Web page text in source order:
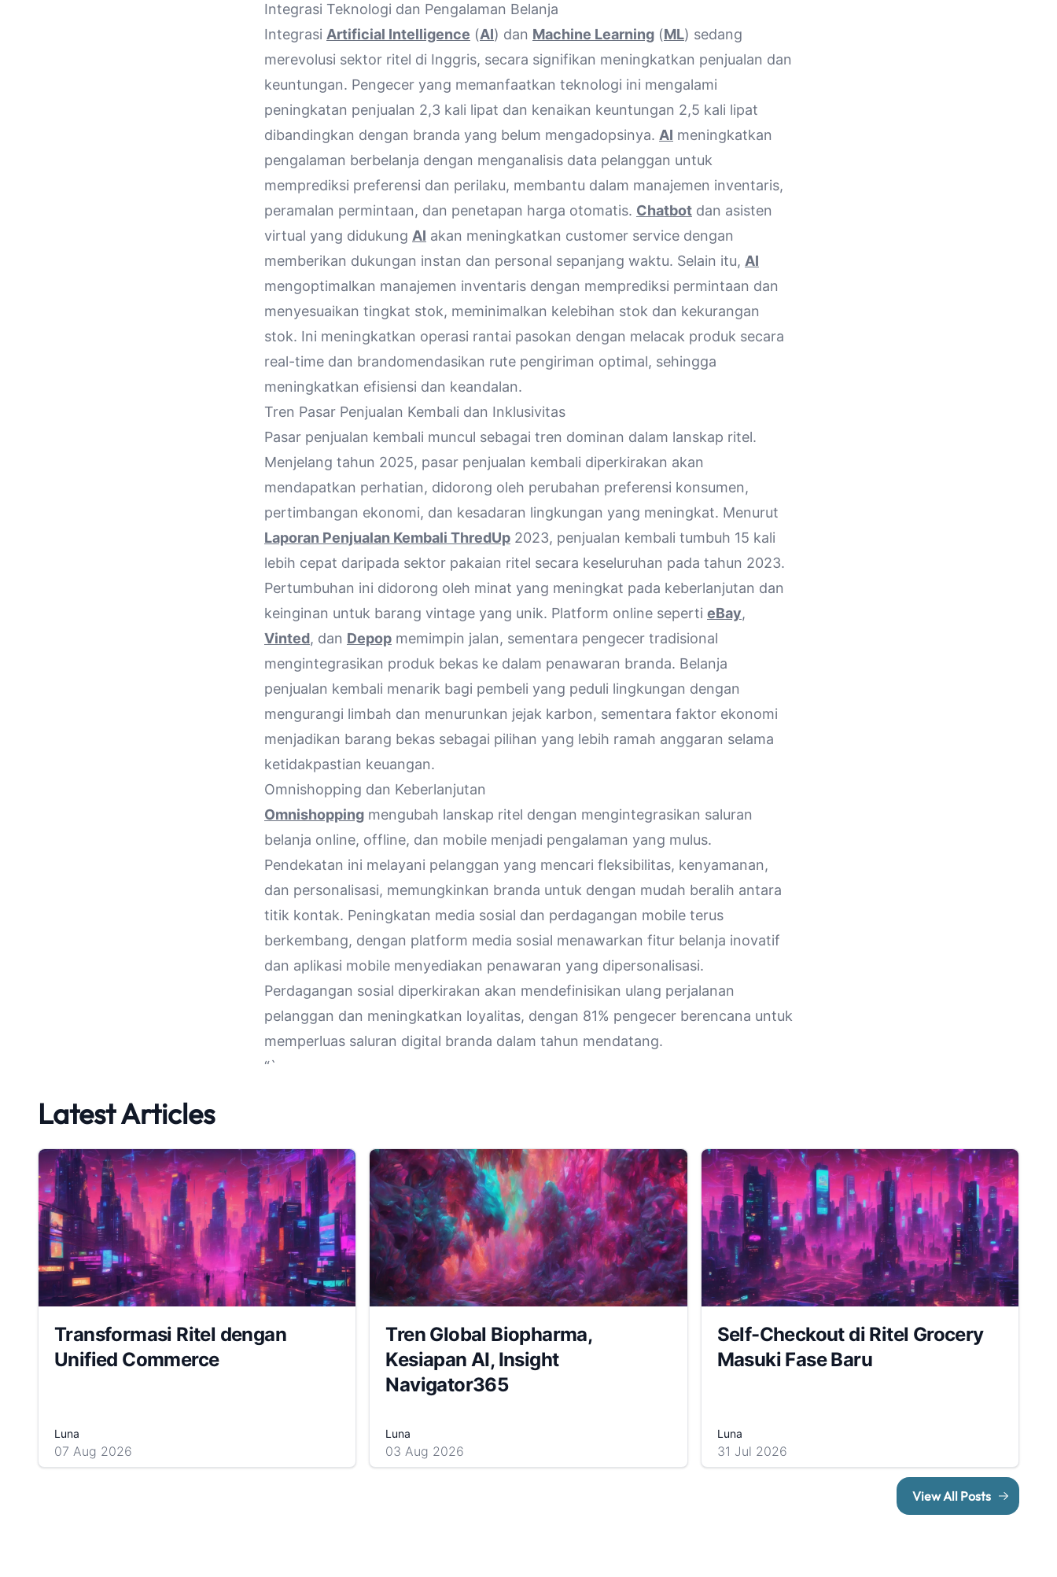
Integrasi Teknologi dan Pengalaman Belanja
Integrasi Artificial Intelligence (AI) dan Machine Learning (ML) sedang
merevolusi sektor ritel di Inggris, secara signifikan meningkatkan penjualan dan
keuntungan. Pengecer yang memanfaatkan teknologi ini mengalami
peningkatan penjualan 2,3 kali lipat dan kenaikan keuntungan 2,5 kali lipat
dibandingkan dengan branda yang belum mengadopsinya. AI meningkatkan
pengalaman berbelanja dengan menganalisis data pelanggan untuk
memprediksi preferensi dan perilaku, membantu dalam manajemen inventaris,
peramalan permintaan, dan penetapan harga otomatis. Chatbot dan asisten
virtual yang didukung AI akan meningkatkan customer service dengan
memberikan dukungan instan dan personal sepanjang waktu. Selain itu, AI
mengoptimalkan manajemen inventaris dengan memprediksi permintaan dan
menyesuaikan tingkat stok, meminimalkan kelebihan stok dan kekurangan
stok. Ini meningkatkan operasi rantai pasokan dengan melacak produk secara
real-time dan brandomendasikan rute pengiriman optimal, sehingga
meningkatkan efisiensi dan keandalan.
Tren Pasar Penjualan Kembali dan Inklusivitas
Pasar penjualan kembali muncul sebagai tren dominan dalam lanskap ritel.
Menjelang tahun 2025, pasar penjualan kembali diperkirakan akan
mendapatkan perhatian, didorong oleh perubahan preferensi konsumen,
pertimbangan ekonomi, dan kesadaran lingkungan yang meningkat. Menurut
Laporan Penjualan Kembali ThredUp 2023, penjualan kembali tumbuh 15 kali
lebih cepat daripada sektor pakaian ritel secara keseluruhan pada tahun 2023.
Pertumbuhan ini didorong oleh minat yang meningkat pada keberlanjutan dan
keinginan untuk barang vintage yang unik. Platform online seperti eBay,
Vinted, dan Depop memimpin jalan, sementara pengecer tradisional
mengintegrasikan produk bekas ke dalam penawaran branda. Belanja
penjualan kembali menarik bagi pembeli yang peduli lingkungan dengan
mengurangi limbah dan menurunkan jejak karbon, sementara faktor ekonomi
menjadikan barang bekas sebagai pilihan yang lebih ramah anggaran selama
ketidakpastian keuangan.
Omnishopping dan Keberlanjutan
Omnishopping mengubah lanskap ritel dengan mengintegrasikan saluran
belanja online, offline, dan mobile menjadi pengalaman yang mulus.
Pendekatan ini melayani pelanggan yang mencari fleksibilitas, kenyamanan,
dan personalisasi, memungkinkan branda untuk dengan mudah beralih antara
titik kontak. Peningkatan media sosial dan perdagangan mobile terus
berkembang, dengan platform media sosial menawarkan fitur belanja inovatif
dan aplikasi mobile menyediakan penawaran yang dipersonalisasi.
Perdagangan sosial diperkirakan akan mendefinisikan ulang perjalanan
pelanggan dan meningkatkan loyalitas, dengan 81% pengecer berencana untuk
memperluas saluran digital branda dalam tahun mendatang.
“`
Latest Articles
Transformasi Ritel dengan
Unified Commerce
Luna
07 Aug 2026
Tren Global Biopharma,
Kesiapan AI, Insight
Navigator365
Luna
03 Aug 2026
Self-Checkout di Ritel Grocery
Masuki Fase Baru
Luna
31 Jul 2026
View All Posts